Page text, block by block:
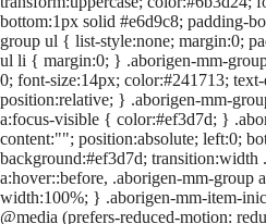
bottom:1px solid #e6d9c8; padding-
group ul { list-style:none; margin:0;
ul li { margin:0; } .aborigen-mm-
0; font-size:14px; color:#241713;
position:relative; } .aborigen-mm-
a:focus-visible { color:#ef3d7d; }
content:""; position:absolute; left:0;
background:#ef3d7d; transition:width
a:hover::before, .aborigen-mm-group
width:100%; } .aborigen-mm-item-
@media (prefers-reduced-motion: